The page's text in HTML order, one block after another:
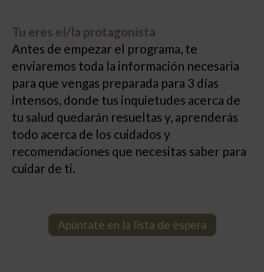
Tu eres el/la protagonista
Antes de empezar el programa, te
enviaremos toda la información necesaria
para que vengas preparada para 3 días
intensos, donde tus inquietudes acerca de
tu salud quedarán resueltas y, aprenderás
todo acerca de los cuidados y
recomendaciones que necesitas saber para
cuidar de ti.
Apúntate en la lista de espera